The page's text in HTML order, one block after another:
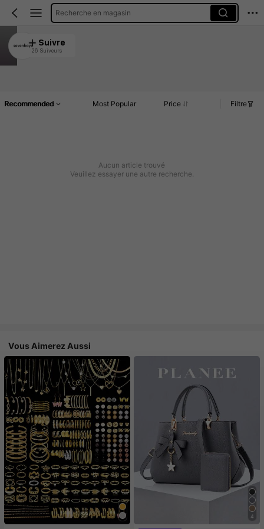
Recherche en magasin
sevenboys
4.97
Suivre
26 Suiveurs
Recommended Most Popular Price Filtre
Aucun article trouvé
Veuillez essayer une autre recherche.
Vous Aimerez Aussi
4